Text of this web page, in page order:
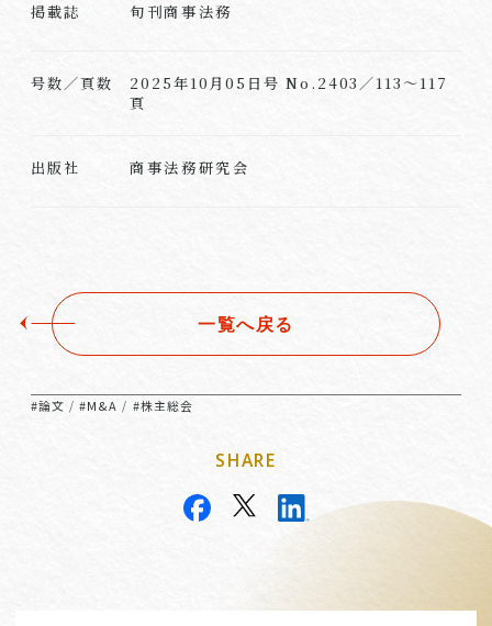
掲載誌 旬刊商事法務
号数／頁数
2025年10月05日号 No.2403／113～117
頁
出版社 商事法務研究会
一覧へ戻る
#論文 /#M&A / #株主総会
SHARE